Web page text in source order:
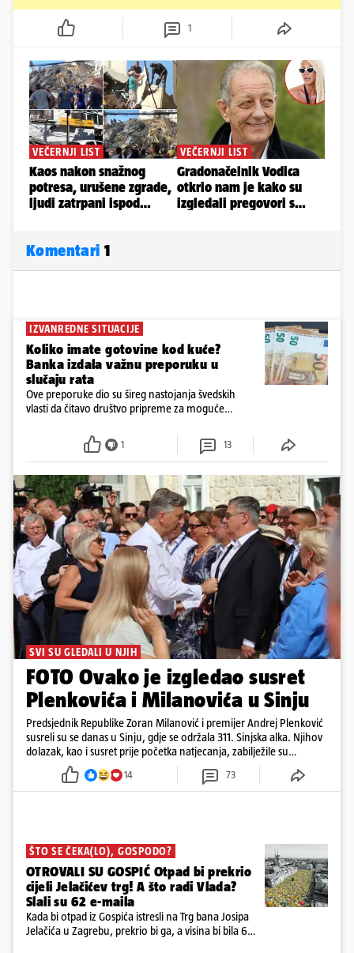
1
Komentari 1
IZVANREDNE SITUACIJE
Koliko imate gotovine kod kuće?
Banka izdala važnu preporuku u
slučaju rata
Ove preporuke dio su šireg nastojanja švedskih
vlasti da čitavo društvo pripreme za moguće
1 13
SVI SU GLEDALI U NJIH
FOTO Ovako je izgledao susret
Plenkovića i Milanovića u Sinju
Predsjednik Republike Zoran Milanović i premijer Andrej Plenković
susreli su se danas u Sinju, gdje se održala 311. Sinjska alka. Njihov
dolazak, kao i susret prije početka natjecanja, zabilježile su
kamere. Uz Milanovića i Plenkovića, na Alku su stigli i predsjednik
Hrvatskog sabora Gordan Jandroković, sinjski gradonačelnik Miro
Bulj, zagrebački gradonačelnik Tomislav Tomašević te dubrovački
14 73
ŠTO SE ČEKA(LO), GOSPODO?
OTROVALI SU GOSPIĆ Otpad bi prekrio
cijeli Jelačićev trg! A što radi Vlada?
Slali su 62 e-maila
Kada bi otpad iz Gospića istresli na Trg bana Josipa
Jelačića u Zagrebu, prekrio bi ga, a visina bi bila 6